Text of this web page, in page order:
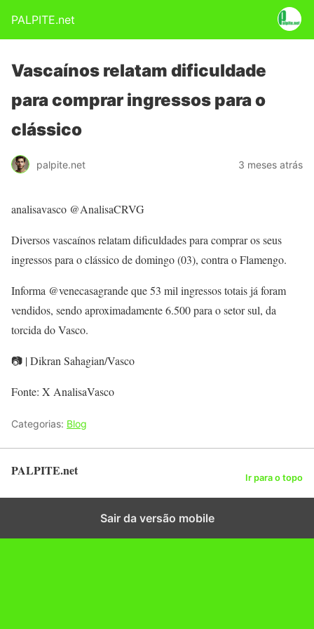
PALPITE.net
Vascaínos relatam dificuldade
para comprar ingressos para o
clássico
palpite.net 3 meses atrás
analisavasco @AnalisaCRVG
Diversos vascaínos relatam dificuldades para comprar os seus
ingressos para o clássico de domingo (03), contra o Flamengo.
Informa @venecasagrande que 53 mil ingressos totais já foram
vendidos, sendo aproximadamente 6.500 para o setor sul, da
torcida do Vasco.
📷 | Dikran Sahagian/Vasco
Fonte: X AnalisaVasco
Categorias: Blog
PALPITE.net Ir para o topo
Sair da versão mobile